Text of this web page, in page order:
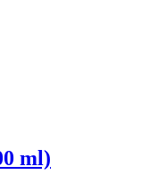
ml)